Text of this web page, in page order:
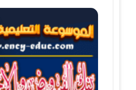
فرض
الرياضيات
الفصل
للسنة
الثالثة
متوسط